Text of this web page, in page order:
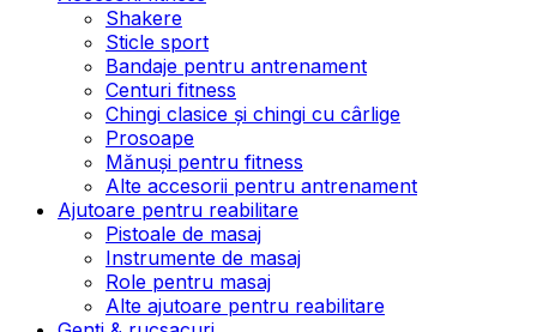
Shakere
Sticle sport
Bandaje pentru antrenament
Centuri fitness
Chingi clasice și chingi cu cârlige
Prosoape
Mănuși pentru fitness
Alte accesorii pentru antrenament
Ajutoare pentru reabilitare
Pistoale de masaj
Instrumente de masaj
Role pentru masaj
Alte ajutoare pentru reabilitare